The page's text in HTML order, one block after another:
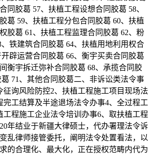
同胶葛 57、扶植工程设想合同胶葛 58、
葛 59、扶植工程分包合同胶葛 60、扶植
胶葛 61、扶植工程监理合同胶葛 62、粉
铁建筑合同胶葛 64、扶植用地利用权合
辟运营合同胶葛 66、衡宇买卖合同胶葛
衡宇拆迁弥补合同胶葛 68、承揽合同胶
71、其他合同胶葛二、非诉讼类法令事
征询风险防控2、扶植工程施工项目现场法
完工结算及半途退场法令办事4、全过程工
工程施工企业法令培训办事6、取扶植工程
年结业于新疆大律硕士，代办署理法令诉
乱律师接管委托，阐明法令处置看法，以
的合理化、最大化，正在授权范畴内代为